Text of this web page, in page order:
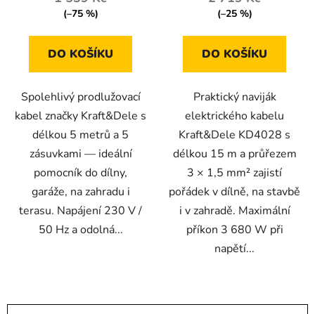
(–75 %)
DO KOŠÍKU
Spolehlivý prodlužovací
kabel značky Kraft&Dele s
délkou 5 metrů a 5
zásuvkami — ideální
pomocník do dílny,
garáže, na zahradu i
terasu. Napájení 230 V /
50 Hz a odolná...
(–25 %)
DO KOŠÍKU
Praktický naviják
elektrického kabelu
Kraft&Dele KD4028 s
délkou 15 m a průřezem
3 × 1,5 mm² zajistí
pořádek v dílně, na stavbě
i v zahradě. Maximální
příkon 3 680 W při
napětí...